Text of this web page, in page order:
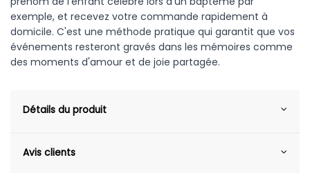
exemple, et recevez votre commande rapidement à
domicile. C'est une méthode pratique qui garantit que vos
événements resteront gravés dans les mémoires comme
des moments d'amour et de joie partagée.
Détails du produit
Avis clients